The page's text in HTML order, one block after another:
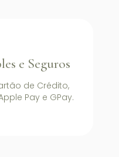
e Seguros
de Crédito,
Pay e GPay.